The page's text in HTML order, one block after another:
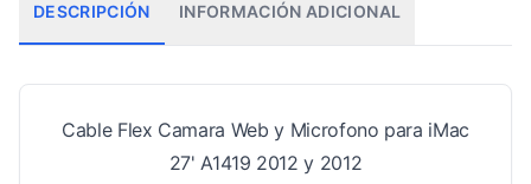
DESCRIPCIÓN INFORMACIÓN ADICIONAL
Cable Flex Camara Web y Microfono para iMac
27' A1419 2012 y 2012